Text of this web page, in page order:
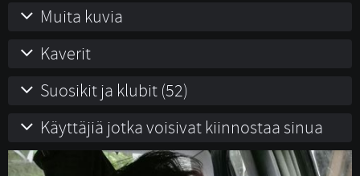
Muita kuvia
Kaverit
Suosikit ja klubit (52)
Käyttäjiä jotka voisivat kiinnostaa sinua